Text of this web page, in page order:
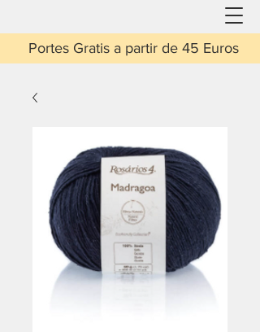
a partir de 45 Euros